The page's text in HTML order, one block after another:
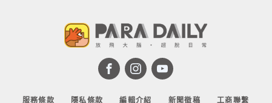
服務條款 隱私條款 編輯介紹 新聞徵稿 工商聯繫